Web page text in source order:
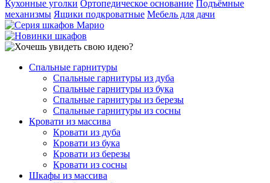
Кухонные уголки Ортопедическое основание Подъёмные
механизмы Ящики подкроватные Мебель для дачи
Спальные гарнитуры
Спальные гарнитуры из дуба
Спальные гарнитуры из бука
Спальные гарнитуры из березы
Спальные гарнитуры из сосны
Кровати из массива
Кровати из дуба
Кровати из бука
Кровати из березы
Кровати из сосны
Шкафы из массива